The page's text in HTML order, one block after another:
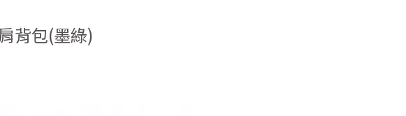
背包(墨綠)